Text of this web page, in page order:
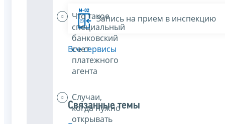
Что такое
специальный
банковский
счет
платежного
агента
Случаи,
когда нужно
открывать
Запись на прием в инспекцию
Все сервисы
Связанные темы